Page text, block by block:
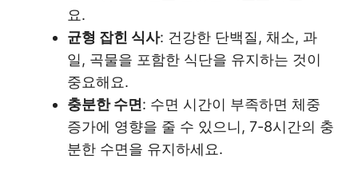
요.
균형 잡힌 식사: 건강한 단백질, 채소, 과
일, 곡물을 포함한 식단을 유지하는 것이
중요해요.
충분한 수면 : 수면 시간이 부족하면 체중
증가에 영향을 줄 수 있으니, 7-8시간의 충
분한 수면을 유지하세요.